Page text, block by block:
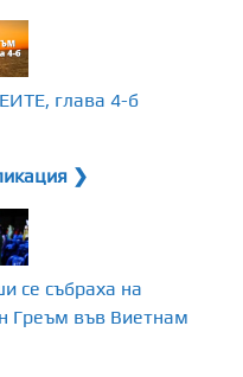
глава 4-б
❯
се събраха на
Греъм във Виетнам